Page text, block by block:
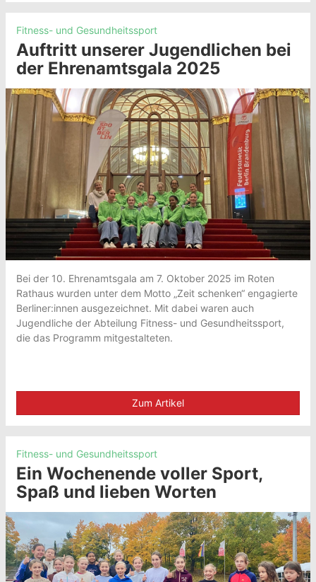
Fitness- und Gesundheitssport
Auftritt unserer Jugendlichen bei
der Ehrenamtsgala 2025
Bei der 10. Ehrenamtsgala am 7. Oktober 2025 im Roten
Rathaus wurden unter dem Motto „Zeit schenken“ engagierte
Berliner:innen ausgezeichnet. Mit dabei waren auch
Jugendliche der Abteilung Fitness- und Gesundheitssport,
die das Programm mitgestalteten.
Zum Artikel
Fitness- und Gesundheitssport
Ein Wochenende voller Sport,
Spaß und lieben Worten